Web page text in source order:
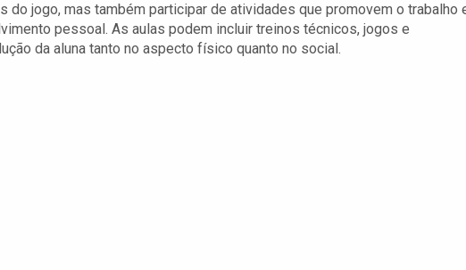
do jogo, mas também participar de atividades que promovem o trabalho
pessoal. As aulas podem incluir treinos técnicos, jogos e
da aluna tanto no aspecto físico quanto no social.